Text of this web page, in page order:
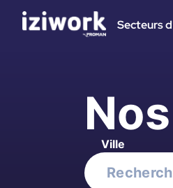
Secteurs
Ville